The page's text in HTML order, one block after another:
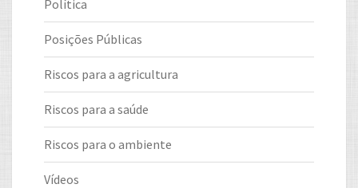
Política
Posições Públicas
Riscos para a agricultura
Riscos para a saúde
Riscos para o ambiente
Vídeos